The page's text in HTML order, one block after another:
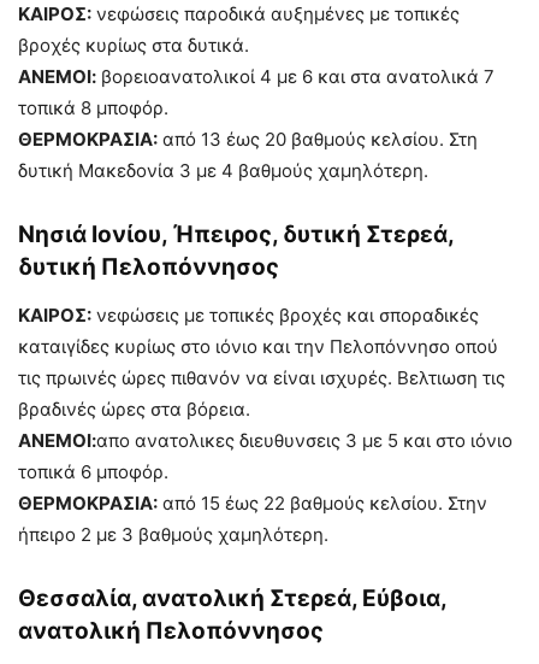
ΚΑΙΡΟΣ: νεφώσεις παροδικά αυξημένες με τοπικές
βροχές κυρίως στα δυτικά.
ΑΝΕΜΟΙ: βορειοανατολικοί 4 με 6 και στα ανατολικά 7
τοπικά 8 μποφόρ.
ΘΕΡΜΟΚΡΑΣΙΑ: από 13 έως 20 βαθμούς κελσίου. Στη
δυτική Μακεδονία 3 με 4 βαθμούς χαμηλότερη.
Νησιά Ιονίου, Ήπειρος, δυτική Στερεά,
δυτική Πελοπόννησος
ΚΑΙΡΟΣ: νεφώσεις με τοπικές βροχές και σποραδικές
καταιγίδες κυρίως στο ιόνιο και την Πελοπόννησο οπού
τις πρωινές ώρες πιθανόν να είναι ισχυρές. Βελτιωση τις
βραδινές ώρες στα βόρεια.
ΑΝΕΜΟΙ:απο ανατολικες διευθυνσεις 3 με 5 και στο ιόνιο
τοπικά 6 μποφόρ.
ΘΕΡΜΟΚΡΑΣΙΑ: από 15 έως 22 βαθμούς κελσίου. Στην
ήπειρο 2 με 3 βαθμούς χαμηλότερη.
Θεσσαλία, ανατολική Στερεά, Εύβοια,
ανατολική Πελοπόννησος